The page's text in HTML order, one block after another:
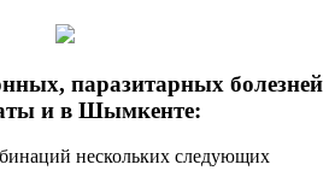
паразитарных болезней
и в Шымкенте:
нескольких следующих